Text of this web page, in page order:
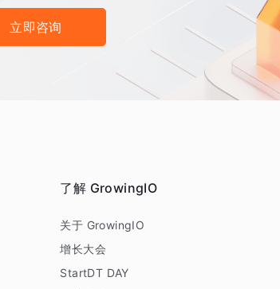
立即咨询
了解 GrowingIO
关于 GrowingIO
增长大会
StartDT DAY